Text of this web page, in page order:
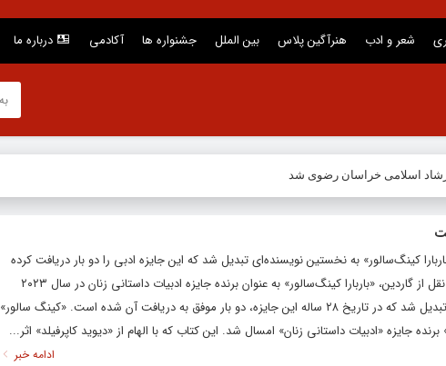
شعر و ادب هنرآگین پلاس بین الملل جشنواره ها آکادمی درباره ما
اسلامی خراسان رضوی شد
کینگ‌سالور» به نخستین نویسنده‌ای تبدیل شد که این جایزه ادبی را دو بار دریافت کرده
است. به گزارش پایگاه خبری تحلیلی هنرآگین و به نقل از گاردین، «باربارا کینگ‌سالور» به عنوان برنده جایزه ادبیات داستانی زنان در سال ۲۰۲۳
انتخاب شد و به این ترتیب به نخستین نویسنده‌ای تبدیل شد که در تاریخ ۲۸ ساله این جایزه، دو بار موفق به دریافت آن شده است. «کینگ سالور»
جایزه «ادبیات داستانی زنان» امسال شد. این کتاب که با الهام از «دیوید کاپرفیلد» اثر...
ادامه خبر